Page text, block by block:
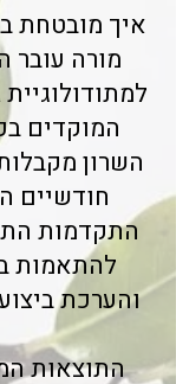
איך מובטחת
מורה עובר
המוקדים
השרון
חודשיים
התקדמות
להתאמות
והערכת
התוצאות